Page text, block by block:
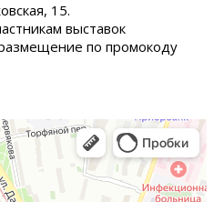
15.
выставок
по промокоду